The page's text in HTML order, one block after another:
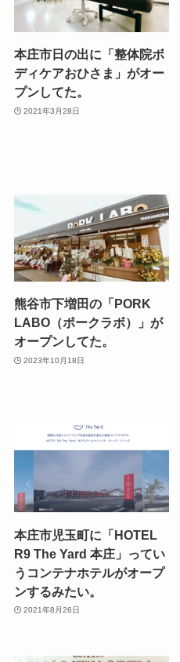
本庄市日の出に「整体院ボ
ディケアおひさま」がオー
プンしてた。
2021年3月28日
熊谷市下増田の「PORK
LABO（ポークラボ）」が
オープンしてた。
2023年10月18日
本庄市児玉町に「HOTEL
R9 The Yard 本庄」ってい
うコンテナホテルがオープ
ンするみたい。
2021年8月26日